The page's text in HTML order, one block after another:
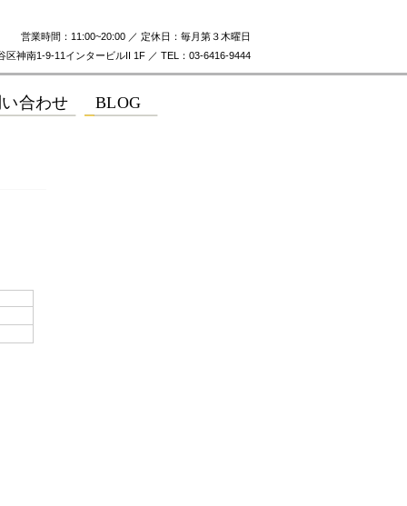
営業時間：11:00~20:00 ／ 定休日：毎月第３木曜日
区神南1-9-11インタービルII 1F ／ TEL：03-6416-9444